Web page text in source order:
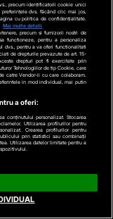
grecesc,
de flăcări.
de incendii in
și Franța
precum identificatorii cookie unici
dvs. făcând clic mai jos,
cu politica de confidențialitate.
Mai multe detalii
precum si furnizorii nostri de
functioneze, pentru a personaliza
dvs., pentru a va oferi functionalitati
de drepturile prevazute de art. 15-
drepturi pot fi exercitate prin
Tehnologiilor de tip Cookie, care
catre Vendor-ii cu care colaboram.
in mod individual, mai putin
a oferi:
conținutului personalizat. Stocarea
Utilizarea profilurilor pentru
Crearea profilurilor pentru
prin statistici sau combinații
Utilizarea datelor limitate pentru a